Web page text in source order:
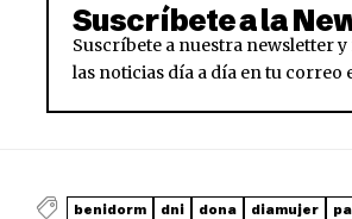
Suscríbete a la
Suscríbete a nuestra newsletter
las noticias día a día en tu correo
benidorm dni dona diamujer